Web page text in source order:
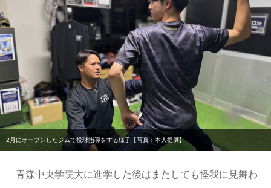
2月にオープンしたジムで投球指導をする様子【写真：本人提供】
青森中央学院大に進学した後はまたしても怪我に見舞わ